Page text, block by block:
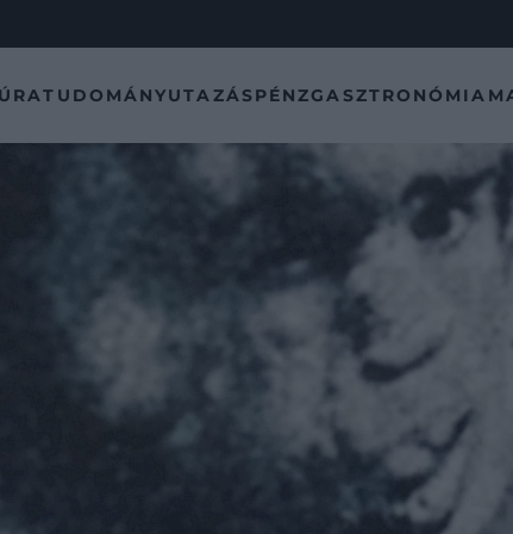
TUDOMÁNYUTAZÁSPÉNZGASZTRONÓMIA